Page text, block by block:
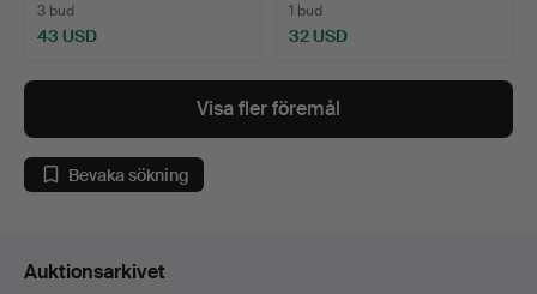
3 bud
43 USD
1 bud
32 USD
Visa fler föremål
Bevaka sökning
Auktionsarkivet